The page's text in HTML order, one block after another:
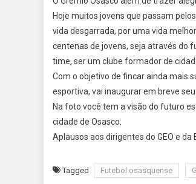
Hoje muitos jovens que passam
vida desgarrada, por uma vida
centenas de jovens, seja através do
time, ser um clube formador de
Com o objetivo de fincar ainda mais
esportiva, vai inaugurar em breve
Na foto você tem a visão do futuro
cidade de Osasco.
Aplausos aos dirigentes do GEO e
Tagged Futebol osasquense